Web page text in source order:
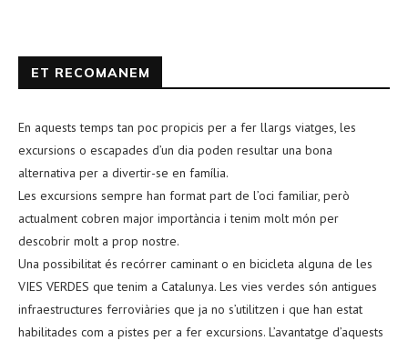
ET RECOMANEM
En aquests temps tan poc propicis per a fer llargs viatges, les
excursions o escapades d’un dia poden resultar una bona
alternativa per a divertir-se en família.
Les excursions sempre han format part de l’oci familiar, però
actualment cobren major importància i tenim molt món per
descobrir molt a prop nostre.
Una possibilitat és recórrer caminant o en bicicleta alguna de les
VIES VERDES que tenim a Catalunya. Les vies verdes són antigues
infraestructures ferroviàries que ja no s’utilitzen i que han estat
habilitades com a pistes per a fer excursions. L’avantatge d’aquests